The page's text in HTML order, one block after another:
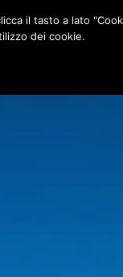
il tasto a lato
dei cookie.